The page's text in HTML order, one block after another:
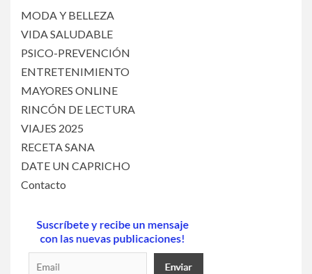
MODA Y BELLEZA
VIDA SALUDABLE
PSICO-PREVENCIÓN
ENTRETENIMIENTO
MAYORES ONLINE
RINCÓN DE LECTURA
VIAJES 2025
RECETA SANA
DATE UN CAPRICHO
Contacto